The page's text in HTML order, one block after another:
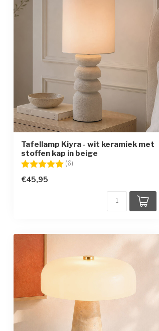
Tafellamp Kiyra - wit keramiek met
stoffen kap in beige
Beoordeling: (6)
€45,95